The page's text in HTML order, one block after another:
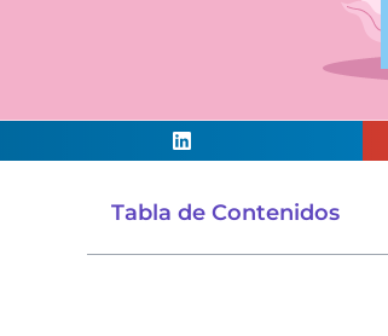
Tabla de Contenidos